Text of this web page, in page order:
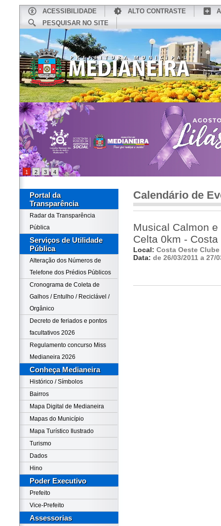
ACESSIBILIDADE ALTO CONTRASTE
PESQUISAR NO SITE
CONHEÇA MEDIANEIRA
1 2 3 4
Portal da
Transparência
Radar da Transparência
Pública
Serviços de Utilidade
Pública
Alteração dos Números de
Telefone dos Prédios Públicos
Cronograma de Coleta de
Galhos / Entulho / Reciclável /
Orgânico
Decreto de feriados e pontos
facultativos 2026
Regulamento concurso Miss
Medianeira 2026
Conheça Medianeira
Histórico / Símbolos
Bairros
Mapa Digital de Medianeira
Mapas do Município
Mapa Turístico Ilustrado
Turismo
Dados
Hino
Poder Executivo
Prefeito
Vice-Prefeito
Assessorias
Calendário de
Musical Calmon
Celta 0km -
Local: Costa Oeste Clube
Data: de 26/03/2011 a 27/